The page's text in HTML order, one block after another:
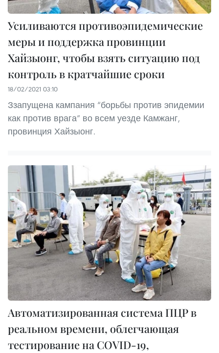
Усиливаются противоэпидемические
меры и поддержка провинции
Хайзыонг, чтобы взять ситуацию под
контроль в кратчайшие сроки
18/02/2021 03:10
Ззапущена кампания “борьбы против эпидемии
как против врага” во всем уезде Камжанг,
провинция Хайзыонг.
Автоматизированная система ПЦР в
реальном времени, облегчающая
тестирование на COVID-19,